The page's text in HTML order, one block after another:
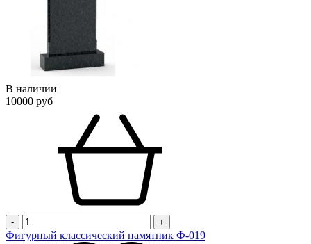
В наличии
10000 руб
- +
Фигурный классический памятник Ф-019